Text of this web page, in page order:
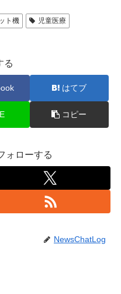
ト機
児童医療
る
はてブ
コピー
ォローする
NewsChatLog